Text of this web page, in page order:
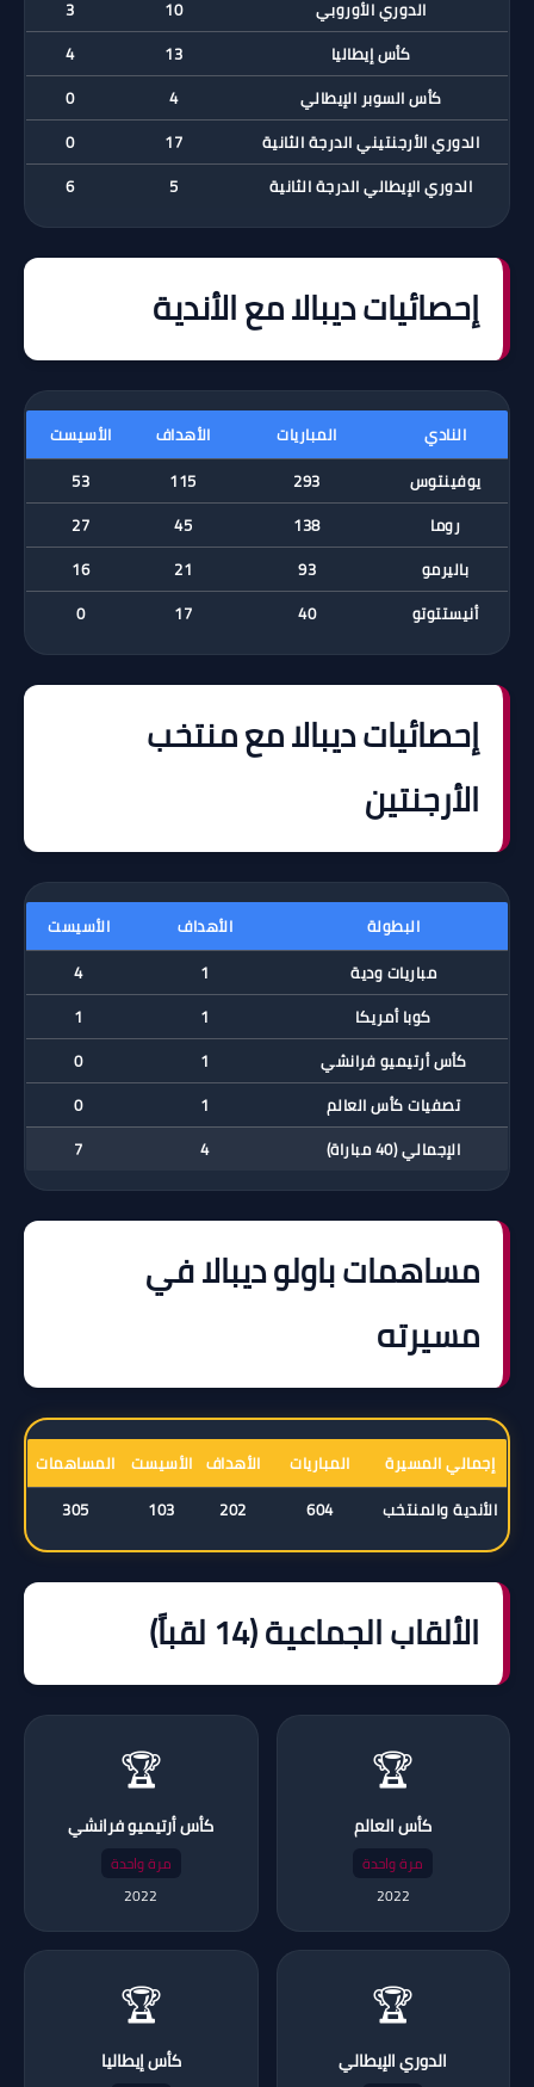
الدوري الأوروبي
كأس إيطاليا
كأس السوبر الإيطالي
الدوري الأرجنتيني الدرجة الثانية
الدوري الإيطالي الدرجة الثانية
إحصائيات ديبالا مع الأندية
النادي المباريات الأهداف
الأسيست
يوفينتوس
293
115
روما
138
باليرمو
أنيستتوتو
إحصائيات ديبالا مع منتخب
الأرجنتين
البطولة الأهداف
الأسيست
مباريات ودية
كوبا أمريكا
كأس أرتيميو فرانشي
تصفيات كأس العالم
الإجمالي (40 مباراة)
مساهمات باولو ديبالا في
مسيرته
إجمالي المسيرة المباريات الأهداف الأسيست المساهمات
الأندية والمنتخب
604
202
103
305
الألقاب الجماعية (14 لقباً)
🏆
كأس العالم
مرة واحدة
2022
🏆
كأس أرتيميو فرانشي
مرة واحدة
2022
🏆
الدوري الإيطالي
🏆
كأس إيطاليا